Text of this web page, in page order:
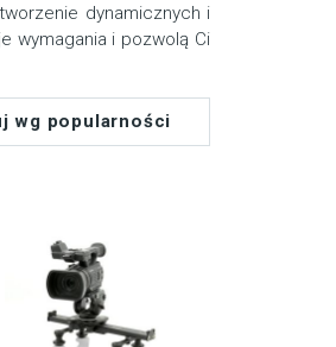
dynamicznych i
wymagania i pozwolą Ci
wg popularności